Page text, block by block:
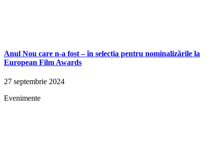
Anul Nou care n-a fost – în selecția pentru nominalizările la
European Film Awards
27 septembrie 2024
Evenimente